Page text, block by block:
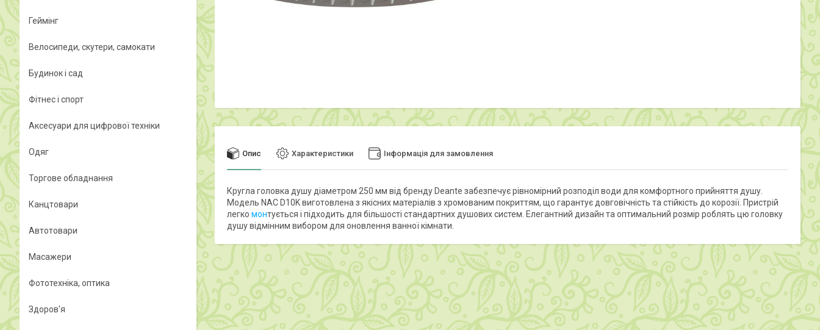
Опис Характеристики Інформація для замовлення
Кругла головка душу діаметром 250 мм від бренду Deante забезпечує рівномірний розподіл води для комфортного прийняття душу.
Модель NAC D10K виготовлена з якісних матеріалів з хромованим покриттям, що гарантує довговічність та стійкість до корозії. Пристрій
легко монтується і підходить для більшості стандартних душових систем. Елегантний дизайн та оптимальний розмір роблять цю головку
душу відмінним вибором для оновлення ванної кімнати.
Геймінг
Велосипеди, скутери, самокати
Будинок і сад
Фітнес і спорт
Аксесуари для цифрової техніки
Одяг
Торгове обладнання
Канцтовари
Автотовари
Масажери
Фототехніка, оптика
Здоров'я